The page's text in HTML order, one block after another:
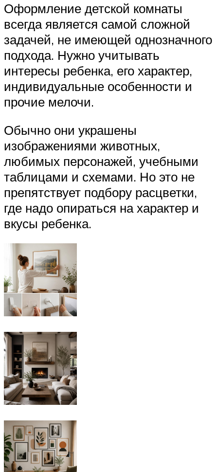
Оформление детской комнаты
всегда является самой сложной
задачей, не имеющей однозначного
подхода. Нужно учитывать
интересы ребенка, его характер,
индивидуальные особенности и
прочие мелочи.
Обычно они украшены
изображениями животных,
любимых персонажей, учебными
таблицами и схемами. Но это не
препятствует подбору расцветки,
где надо опираться на характер и
вкусы ребенка.